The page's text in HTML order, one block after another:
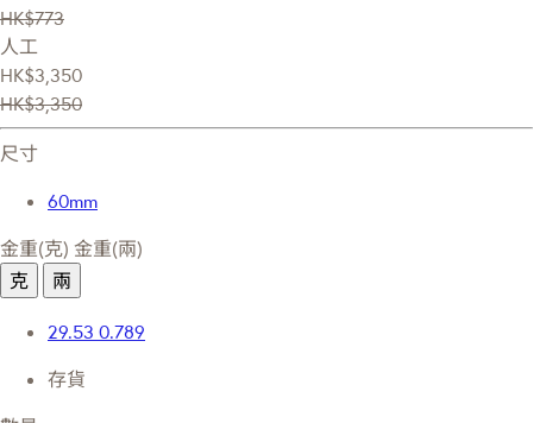
HK$773
人工
HK$3,350
HK$3,350
尺寸
60mm
金重(克) 金重(兩)
克
兩
29.53 0.789
存貨